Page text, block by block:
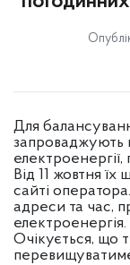
Для
запроваджують
Від 11 жовтня
сайті
адреси та час,
електроенергія.
Очікується, що